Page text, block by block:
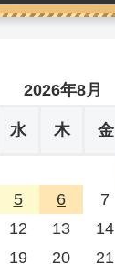
2026年8月
水 木 金
5 6 7
12 13 14
19 20 21